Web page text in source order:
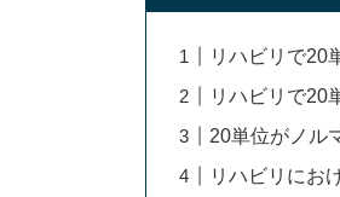
リハビリで20
リハビリで20
20単位がノル
リハビリにお